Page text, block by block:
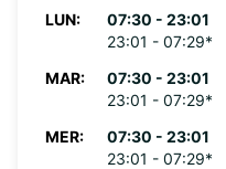
LUN:
07:30 - 23:01
23:01 - 07:29*
MAR:
07:30 - 23:01
23:01 - 07:29*
MER:
07:30 - 23:01
23:01 - 07:29*